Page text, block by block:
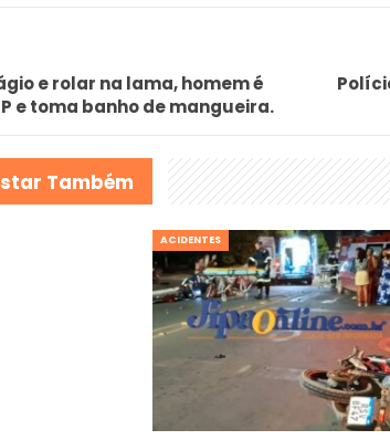
e rolar na lama, homem é
e toma banho de mangueira.
Também
ACIDENTES